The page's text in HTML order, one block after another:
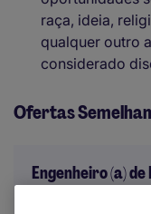
raça, ideia,
qualquer outro
considerado
Ofertas
Engenheiro (a)